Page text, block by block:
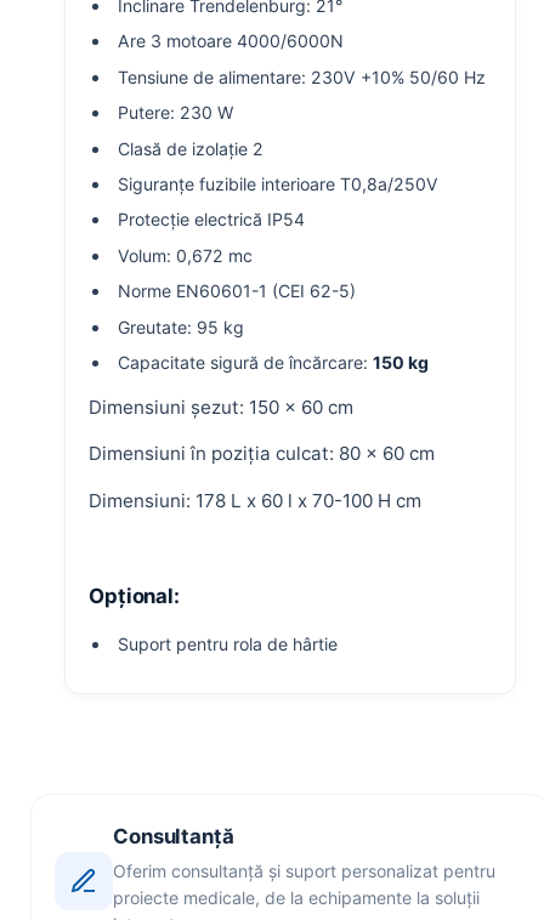
Înclinare Trendelenburg: 21°
Are 3 motoare 4000/6000N
Tensiune de alimentare: 230V +10% 50/60 Hz
Putere: 230 W
Clasă de izolație 2
Siguranțe fuzibile interioare T0,8a/250V
Protecție electrică IP54
Volum: 0,672 mc
Norme EN60601-1 (CEI 62-5)
Greutate: 95 kg
Capacitate sigură de încărcare:150 kg
Dimensiuni șezut: 150 × 60 cm
Dimensiuni în poziția culcat: 80 × 60 cm
Dimensiuni: 178 L x 60 l x 70-100 H cm
Opțional:
Suport pentru rola de hârtie
Consultanță
Oferim consultanță și suport personalizat pentru
proiecte medicale, de la echipamente la soluții